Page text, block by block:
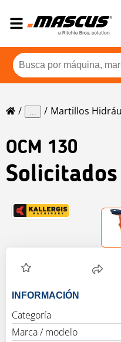
... Martillos
OCM 130
Solicitados
INFORMACIÓN
Categoría
Marca / modelo